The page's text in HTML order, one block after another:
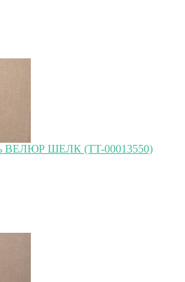
ВЕЛЮР ШЕЛК (TT-00013550)